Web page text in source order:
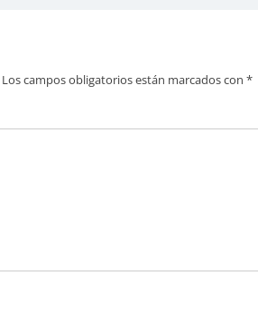
Los campos obligatorios están marcados con *